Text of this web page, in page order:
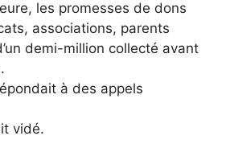
les promesses de dons
associations, parents
demi-million collecté avant
à des appels
vidé.